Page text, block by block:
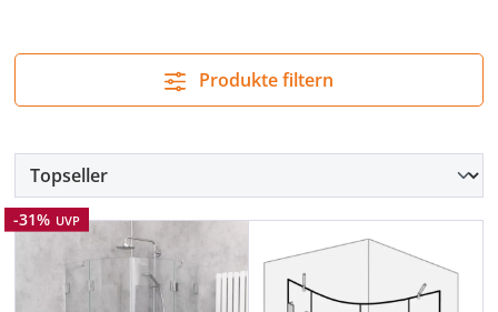
Produkte filtern
Rabatt
-31% UVP